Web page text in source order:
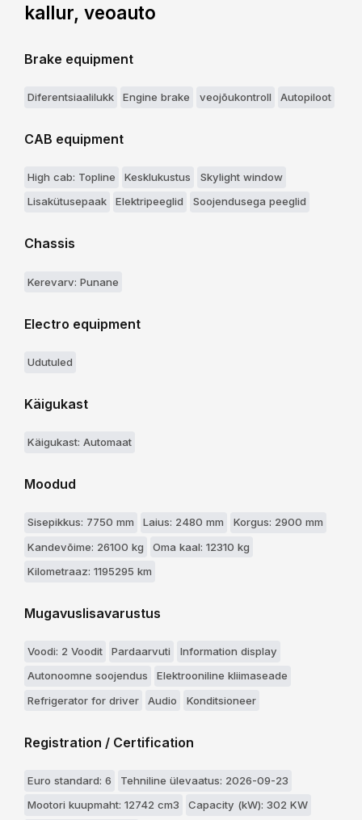
kallur, veoauto
Brake equipment
Diferentsiaalilukk Engine brake veojõukontroll Autopiloot
CAB equipment
High cab: Topline Kesklukustus
Skylight window
Lisakütusepaak
Elektripeeglid Soojendusega peeglid
Chassis
Kerevarv: Punane
Electro equipment
Udutuled
Käigukast
Käigukast: Automaat
Moodud
Sisepikkus: 7750 mm Laius: 2480 mm
Korgus: 2900 mm
Kandevõime: 26100 kg
Oma kaal: 12310 kg
Kilometraaz: 1195295 km
Mugavuslisavarustus
Voodi: 2 Voodit Pardaarvuti
Information display
Autonoomne soojendus
Elektrooniline kliimaseade
Refrigerator for driver
Audio Konditsioneer
Registration / Certification
Euro standard: 6
Tehniline ülevaatus: 2026-09-23
Mootori kuupmaht: 12742 cm3
Capacity (kW): 302 KW